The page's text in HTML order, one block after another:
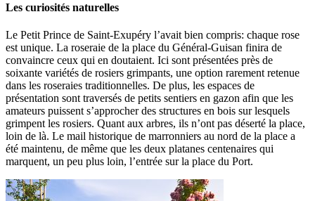
Les curiosités naturelles
Le Petit Prince de Saint-Exupéry l’avait bien compris: chaque rose
est unique. La roseraie de la place du Général-Guisan finira de
convaincre ceux qui en doutaient. Ici sont présentées près de
soixante variétés de rosiers grimpants, une option rarement retenue
dans les roseraies traditionnelles. De plus, les espaces de
présentation sont traversés de petits sentiers en gazon afin que les
amateurs puissent s’approcher des structures en bois sur lesquels
grimpent les rosiers. Quant aux arbres, ils n’ont pas déserté la place,
loin de là. Le mail historique de marronniers au nord de la place a
été maintenu, de même que les deux platanes centenaires qui
marquent, un peu plus loin, l’entrée sur la place du Port.